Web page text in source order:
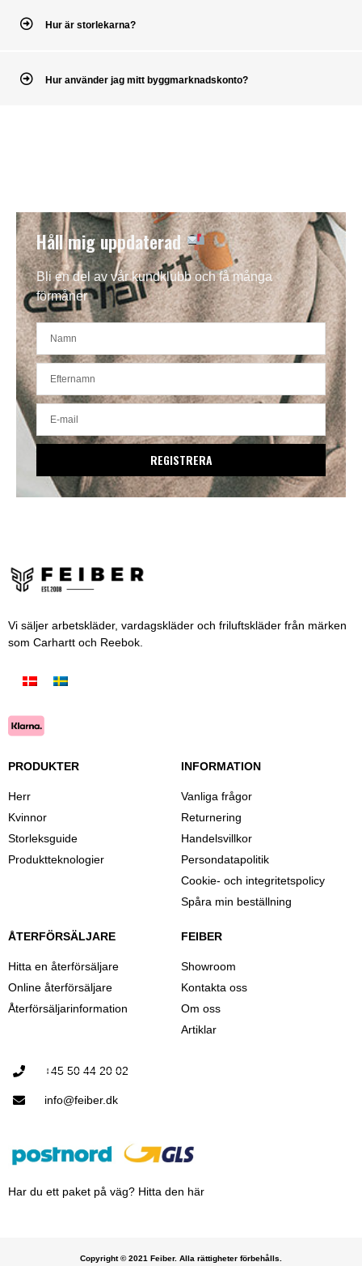
Hur är storlekarna?
Hur använder jag mitt byggmarknadskonto?
Håll mig uppdaterad
Bli en del av vår kundklubb och få många
förmåner
REGISTRERA
Vi säljer arbetskläder, vardagskläder och friluftskläder från märken
som Carhartt och Reebok.
PRODUKTER
Herr
Kvinnor
Storleksguide
Produktteknologier
INFORMATION
Vanliga frågor
Returnering
Handelsvillkor
Persondatapolitik
Cookie- och integritetspolicy
Spåra min beställning
ÅTERFÖRSÄLJARE
Hitta en återförsäljare
Online återförsäljare
Återförsäljarinformation
FEIBER
Showroom
Kontakta oss
Om oss
Artiklar
+45 50 44 20 02
info@feiber.dk
Har du ett paket på väg? Hitta den här
Copyright © 2021 Feiber. Alla rättigheter förbehålls.